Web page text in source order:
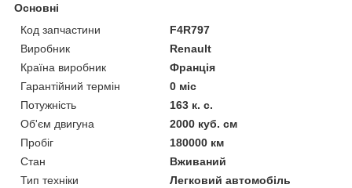
Основні
Код запчастини
F4R797
Виробник
Renault
Країна виробник
Франція
Гарантійний термін
0 міс
Потужність
163 к. с.
Об'єм двигуна
2000 куб. см
Пробіг
180000 км
Стан
Вживаний
Тип техніки
Легковий автомобіль